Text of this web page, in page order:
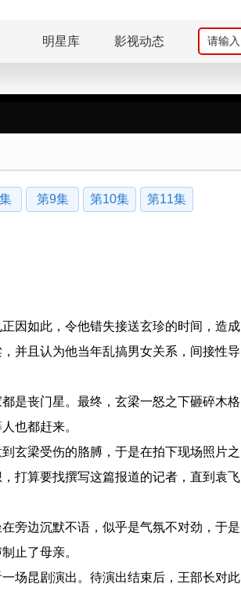
明星库 影视动态
第9集 第10集 第11集
因如此，令他错失接送玄珍的时间，造成
并且认为他当年乱搞男女关系，间接性导
是丧门星。最终，玄梁一怒之下砸碎木格
也都赶来。
梁受伤的胳膊，于是在拍下现场照片之
打算要找撰写这篇报道的记者，直到袁飞
旁边沉默不语，似乎是气氛不对劲，于是
止了母亲。
场昆剧演出。待演出结束后，王部长对此